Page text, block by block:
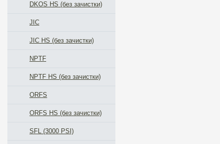
DKOS HS (без зачистки)
JIC
JIC HS (без зачистки)
NPTF
NPTF HS (без зачистки)
ORFS
ORFS HS (без зачистки)
SFL (3000 PSI)